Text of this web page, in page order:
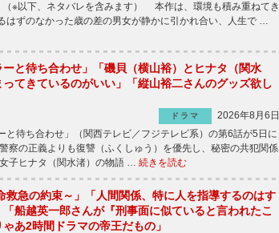
（※以下、ネタバレを含みます） 本作は、環境も積み重ねてき
はずのなかった歳の差の男女が静かに引かれ合い、人生で …
ーと待ち合わせ」「磯貝（横山裕）とヒナタ（関水
てきているのがいい」「縦山裕二さんのグッズ欲し
ドラマ
2026年8月6日
待ち合わせ」（関西テレビ／フジテレビ系）の第6話が5日に
の正義よりも復讐（ふくしゅう）を優先し、秘密の共犯関係
子ヒナタ（関水渚）の物語 … 続きを読む
救急の約束～」「人間関係、特に人を指導するのはす
船越英一郎さんが『刑事面に似ていると言われたこ
あ2時間ドラマの帝王だもの」